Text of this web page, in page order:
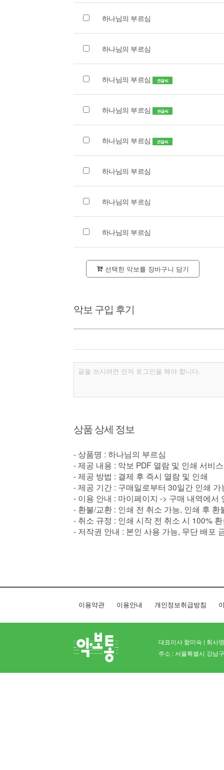
하나님의 부르심
하나님의 부르심
하나님의 부르심 큰글씨
하나님의 부르심 큰글씨
하나님의 부르심 큰글씨
하나님의 부르심
하나님의 부르심
하나님의 부르심
선택한 악보를 장바구니 담기
악보 구입 후기
상품 상세 정보
- 상품명 : 하나님의 부르심
- 제공 내용 : 악보 PDF 열람 및 인쇄 서비스
- 제공 방법 : 결제 후 즉시 열람 및 인쇄
- 제공 기간 : 구매일로부터 30일간 인쇄
- 이용 안내 : 마이페이지 -> 구매 내역에서
- 환불/교환 : 인쇄 전 취소 가능, 인쇄 후 환
- 취소 규정 : 인쇄 시작 전 취소 시 100%
- 저작권 안내 : 본인 사용 가능, 무단 배포
이용약관 이용안내 개인정보취급방침
대표이사 함미숙 | 회사
주소 : 서울특별시 강남